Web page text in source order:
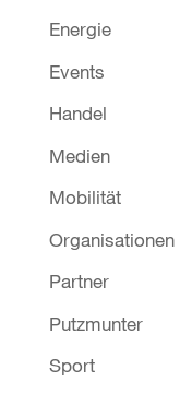
Energie
Events
Handel
Medien
Mobilität
Organisationen
Partner
Putzmunter
Sport